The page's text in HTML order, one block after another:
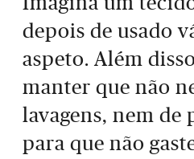
depois de usado
aspeto. Além
manter que não
lavagens, nem de
para que não